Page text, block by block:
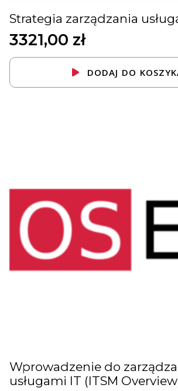
Strategia zarządzania
3321,00 zł
DODAJ DO
Wprowadzenie do
usługami IT (ITSM